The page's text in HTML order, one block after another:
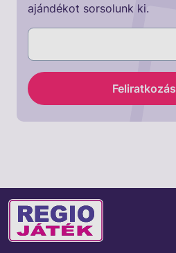
ajándékot sorsolunk ki.
Feliratkozás